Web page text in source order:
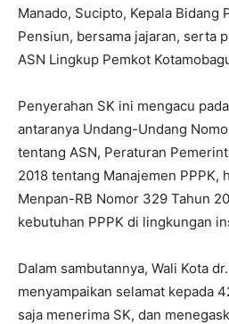
Manado, Sucipto, Kepala Bidang
Pensiun, bersama jajaran, serta
ASN Lingkup Pemkot
Penyerahan SK ini mengacu
antaranya Undang-Undang
tentang ASN, Peraturan
2018 tentang Manajemen PPPK,
Menpan-RB Nomor 329 Tahun
kebutuhan PPPK di lingkungan
Dalam sambutannya, Wali Kota
menyampaikan selamat kepada
saja menerima SK, dan